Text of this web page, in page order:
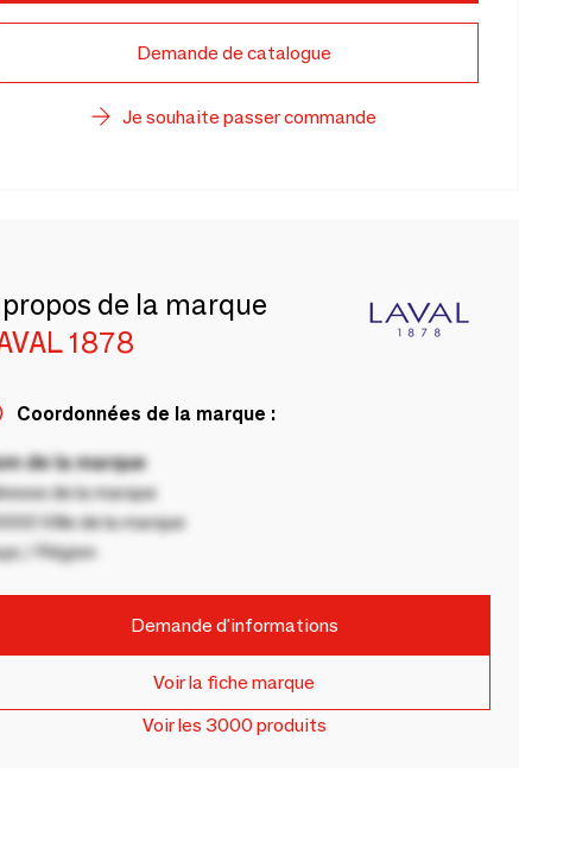
Demande de catalogue
Je souhaite passer commande
propos de la marque
1878
Coordonnées de la marque :
de la marque
de la marque
Ville de la marque
/ Région
Demande d'informations
Voir la fiche marque
Voir les 3000 produits